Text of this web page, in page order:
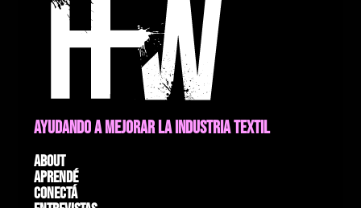
AYUDANDO A MEJORAR LA INDUSTRIA TEXTIL
About
Aprendé
Conectá